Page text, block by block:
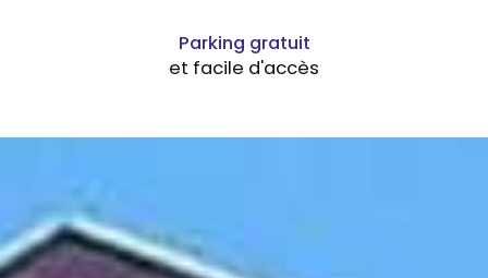
Parking gratuit
et facile d'accès